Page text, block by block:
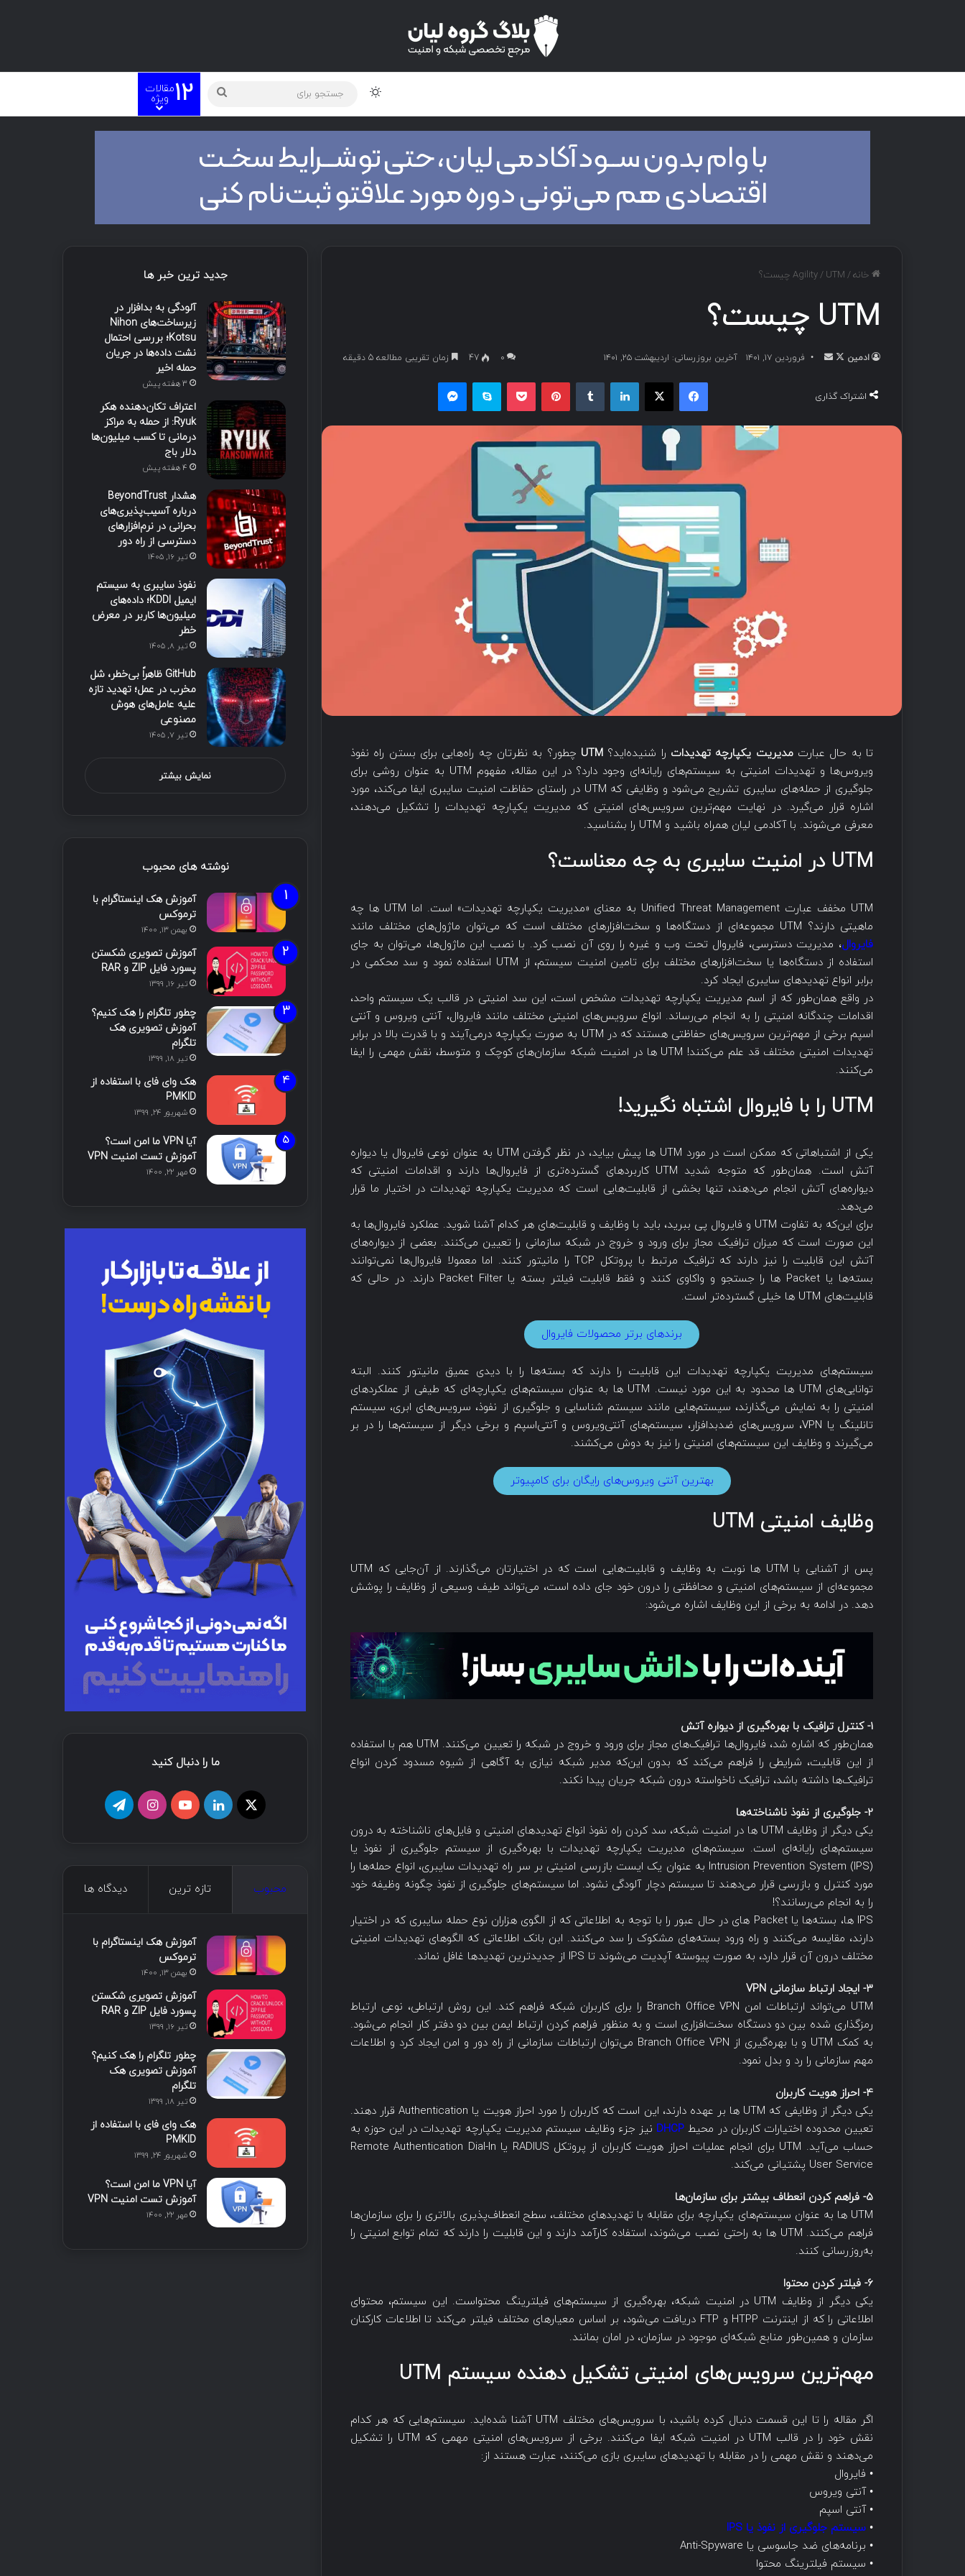
12مقالات
ویژه
خانه/
Agility/ UTM چیست؟
UTM چیست؟
ادمین فروردین ۱۷, ۱۴۰۱ آخرین بروزرسانی: اردیبهشت ۲۵, ۱۴۰۱ ۰ 47 زمان تقریبی مطالعه 5 دقیقه
اشتراک گذاری
تا به حال عبارتمدیریت یکپارچه تهدیدات را شنیده‌اید؟ UTM چطور؟ به نظرتان چه راه‌هایی برای بستن راه نفوذ
ویروس‌ها و تهدیدات امنیتی به سیستم‌های رایانه‌ای‌ وجود دارد؟ در این مقاله، مفهوم UTM به عنوان روشی برای
جلوگیری از حمله‌های سایبری تشریح می‌شود و وظایفی که UTM در راستای حفاظت امنیت سایبری ایفا می‌کند، مورد
اشاره قرار می‌گیرد. در نهایت مهم‌ترین سرویس‌های امنیتی که مدیریت یکپارچه تهدیدات را تشکیل می‌دهند،
معرفی می‌شوند. با آکادمی لیان همراه باشید و UTM را بشناسید.
UTM در امنیت سایبری به چه معناست؟
UTM مخفف عبارت Unified Threat Management به معنای «مدیریت یکپارچه تهدیدات» است. اما UTM ها چه
ماهیتی دارند؟ UTM مجموعه‌ای از دستگاه‌ها و سخت‌افزارهای مختلف است که می‌توان ماژول‌های مختلف مانند
فایروال‌، مدیریت دسترسی، فایروال تحت وب و غیره را روی آن نصب کرد. با نصب این ماژول‌ها، می‌توان به جای
استفاده از دستگاه‌ها یا سخت‌افزارهای مختلف برای تامین امنیت سیستم، از UTM استفاده نمود و سد محکمی در
برابر انواع تهدیدهای سایبری ایجاد کرد.
در واقع همان‌طور که از اسم مدیریت یکپارچه تهدیدات مشخص است، این سد امنیتی در قالب یک سیستم واحد،
اقدامات چندگانه امنیتی را به انجام می‌رساند. انواع سرویس‌های امنیتی مختلف مانند فایروال، آنتی ویروس و آنتی
اسپم برخی از مهم‌ترین سرویس‌های حفاظتی هستند که در UTM به صورت یکپارچه درمی‌آیند و با قدرت بالا در برابر
تهدیدات امنیتی مختلف قد علم می‌کنند! UTM ها در امنیت شبکه سازمان‌های کوچک و متوسط، نقش مهمی را ایفا
می‌کنند.
UTM را با فایروال اشتباه نگیرید!
یکی از اشتباهاتی که ممکن است در مورد UTM ها پیش بیاید، در نظر گرفتن UTM به عنوان نوعی فایروال یا دیواره
آتش است. همان‌طور که متوجه شدید UTM کاربردهای گسترده‌تری از فایروال‌ها دارند و اقدامات امنیتی که
دیواره‌های آتش انجام می‌دهند، تنها بخشی از قابلیت‌هایی است که مدیریت یکپارچه تهدیدات در اختیار ما قرار
می‌دهد.
برای این‌که به تفاوت UTM و فایروال‌ پی ببرید، باید با وظایف و قابلیت‌های هر کدام آشنا شوید. عملکرد فایروال‌ها به
این صورت است که میزان ترافیک مجاز برای ورود و خروج در شبکه سازمانی را تعیین می‌کنند. بعضی از دیوار‌ه‌های
آتش این قابلیت را نیز دارند که ترافیک مرتبط با پروتکل TCP را مانیتور کنند. اما معمولا فایروال‌ها نمی‌توانند
بسته‌ها یا Packet ها را جستجو و واکاوی کنند و فقط قابلیت فیلتر بسته یا Packet Filter دارند. در حالی که
قابلیت‌های UTM ها خیلی گسترده‌تر است.
برندهای برتر محصولات فایروال
سیستم‌های مدیریت یکپارچه تهدیدات این قابلیت را دارند که بسته‌ها را با دیدی عمیق‌ مانیتور کنند. البته
توانایی‌های UTM ها محدود به این مورد نیست. UTM ها به عنوان سیستم‌های یکپارچه‌ای که طیفی از عملکردهای
امنیتی را به نمایش می‌گذارند، سیستم‌هایی مانند سیستم شناسایی و جلوگیری از نفوذ، سرویس‌های ابری، سیستم
تانلینگ یا VPN، سرویس‌های ضدبدافزار، سیستم‌های آنتی‌ویروس و آنتی‌اسپم و برخی دیگر از سیستم‌ها را در بر
می‌گیرند و وظایف این سیستم‌های امنیتی را نیز به دوش می‌کشند.
بهترین آنتی ویروس‌های رایگان برای کامپیوتر
وظایف امنیتی UTM
پس از آشنایی با UTM ها نوبت به وظایف و قابلیت‌هایی است که در اختیارتان می‌گذارند. از آن‌جایی که UTM
مجموعه‌ای از سیستم‌های امنیتی و محافظتی را درون خود جای داده است، می‌تواند طیف وسیعی از وظایف را پوشش
دهد. در ادامه به برخی از این وظایف اشاره می‌شود:
1- کنترل ترافیک با بهره‌گیری از دیواره آتش
همان‌طور که اشاره شد، فایروال‌ها ترافیک‌های مجاز برای ورود و خروج در شبکه را تعیین می‌کنند. UTM هم با استفاده
از این قابلیت، شرایطی را فراهم می‌کند که بدون این‌که مدیر شبکه نیازی به آگاهی از شیوه مسدود کردن انواع
ترافیک‌ها داشته باشد، ترافیک ناخواسته درون شبکه جریان پیدا نکند.
2- جلوگیری از نفوذ ناشناخته‌ها
یکی دیگر از وظایف UTM ها در امنیت شبکه، سد کردن راه نفوذ انواع تهدیدهای امنیتی و فایل‌های ناشناخته به درون
سیستم‌های رایانه‌ای است. سیستم‌های مدیریت یکپارچه تهدیدات با بهره‌گیری از سیستم جلوگیری از نفوذ یا
Intrusion Prevention System (IPS) به عنوان یک ایست بازرسی امنیتی بر سر راه تهدیدات سایبری، انواع حمله‌ها را
مورد کنترل و بازرسی قرار می‌دهند تا سیستم دچار آلودگی نشود. اما سیستم‌های جلوگیری از نفوذ چگونه وظیفه خود
را به انجام می‌رسانند؟!
IPS ها، بسته‌ها یا Packet های در حال عبور را با توجه به اطلاعاتی که از الگوی هزاران نوع حمله سایبری که در اختیار
دارند، مقایسه می‌کنند و راه ورود بسته‌های مشکوک را سد می‌کنند. ابن بانک اطلاعاتی که الگوهای تهدیدات امنیتی
مختلف درون آن قرار دارد، به صورت پیوسته آپدیت می‌شوند تا IPS از جدیدترین تهدیدها غافل نماند.
3- ایجاد ارتباط سازمانی VPN
UTM می‌تواند ارتباطات امن Branch Office VPN را برای کاربران شبکه فراهم کند. این روش ارتباطی، نوعی ارتباط
رمزگذاری شده بین دو دستگاه سخت‌افزاری است و به منظور فراهم کردن ارتباط ایمن بین دو دفتر کار انجام می‌شود.
به کمک UTM و با بهره‌گیری از Branch Office VPN می‌توان ارتباطات سازمانی از راه دور و امن ایجاد کرد و اطلاعات
مهم سازمانی را رد و بدل نمود.
4- احراز هویت کاربران
یکی دیگر از وظایفی که UTM ها بر عهده دارند، این است که کاربران را مورد احراز هویت یا Authentication قرار دهند.
تعیین محدوده اختیارات کاربران در محیط DHCP نیز جزء وظایف سیستم مدیریت یکپارچه تهدیدات در این حوزه به
حساب می‌آید. UTM برای انجام عملیات احراز هویت کاربران از پروتکل RADIUS یا Remote Authentication Dial-In
User Service پشتیانی می‌کند.
5- فراهم کردن انعطاف بیشتر برای سازمان‌ها
UTM ها به عنوان سیستم‌های یکپارچه برای مقابله با تهدیدهای مختلف، سطح انعطاف‌پذیری بالاتری را برای سازمان‌ها
فراهم می‌کنند. UTM ها به راحتی نصب می‌شوند، استفاده کارآمد دارند و این قابلیت را دارند که تمام توابع امنیتی را
به‌روزرسانی کنند.
6- فیلتر کردن محتوا
یکی دیگر از وظایف UTM در امنیت شبکه، بهره‌گیری از سیستم‌های فیلترینگ محتواست. این سیستم‌، محتوای
اطلاعاتی را که از اینترنت HTPP و FTP دریافت می‌شود، بر اساس معیارهای مختلف فیلتر می‌کند تا اطلاعات کارکنان
سازمان و همین‌طور منابع شبکه‌ای موجود در سازمان، در امان بمانند.
مهم‌ترین سرویس‌های امنیتی تشکیل دهنده سیستم UTM
اگر مقاله را تا این قسمت دنبال کرده باشید، با سرویس‌های مختلف UTM آشنا شده‌اید. سیستم‌هایی که هر کدام
نقش خود را در قالب UTM در امنیت شبکه ایفا می‌کنند. برخی از سرویس‌های امنیتی مهمی که UTM را تشکیل
می‌دهند و نقش مهمی را در مقابله با تهدیدهای سایبری بازی می‌کنند، عبارت هستند از:
• فایروال
• آنتی ویروس
• آنتی اسپم
• سیستم جلوگیری از نفوذ یا IPS
• برنامه‌های ضد جاسوسی یا Anti-Spyware
• سیستم‌ فیلترینگ محتوا
جدید ترین خبر ها
آلودگی به بدافزار در
زیرساخت‌های Nihon
Kotsu؛ بررسی احتمال
نشت داده‌ها در جریان
حمله اخیر
3 هفته پیش
اعتراف تکان‌دهنده هکر
Ryuk: از حمله به مراکز
درمانی تا کسب میلیون‌ها
دلار باج
4 هفته پیش
هشدار BeyondTrust
درباره آسیب‌پذیری‌های
بحرانی در نرم‌افزارهای
دسترسی از راه دور
تیر ۱۶, ۱۴۰۵
نفوذ سایبری به سیستم
ایمیل KDDI؛ داده‌های
میلیون‌ها کاربر در معرض
خطر
تیر ۸, ۱۴۰۵
GitHub ظاهراً بی‌خطر، شل
مخرب در عمل؛ تهدید تازه
علیه عامل‌های هوش
مصنوعی
تیر ۷, ۱۴۰۵
نمایش بیشتر
نوشته های محبوب
آموزش هک اینستاگرام با
ترموکس
بهمن ۱۳, ۱۴۰۰
آموزش تصویری شکستن
پسورد فایل ZIP و RAR
تیر ۱۶, ۱۳۹۹
چطور تلگرام را هک کنیم؟
آموزش تصویری هک
تلگرام
تیر ۱۸, ۱۳۹۹
هک وای فای با استفاده از
PMKID
شهریور ۲۴, ۱۳۹۹
آیا VPN ما امن است؟
آموزش تست امنیت VPN
مهر ۲۲, ۱۴۰۰
ما را دنبال کنید
محبوب تازه ترین دیدگاه ها
آموزش هک اینستاگرام با
ترموکس
بهمن ۱۳, ۱۴۰۰
آموزش تصویری شکستن
پسورد فایل ZIP و RAR
تیر ۱۶, ۱۳۹۹
چطور تلگرام را هک کنیم؟
آموزش تصویری هک
تلگرام
تیر ۱۸, ۱۳۹۹
هک وای فای با استفاده از
PMKID
شهریور ۲۴, ۱۳۹۹
آیا VPN ما امن است؟
آموزش تست امنیت VPN
مهر ۲۲, ۱۴۰۰